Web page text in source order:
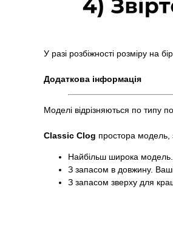
У разі розбіжності розміру на
Додаткова інформація
Моделі відрізняються по типу
Classic Clog простора модель,
Найбільш широка
З запасом в довжину.
З запасом зверху для